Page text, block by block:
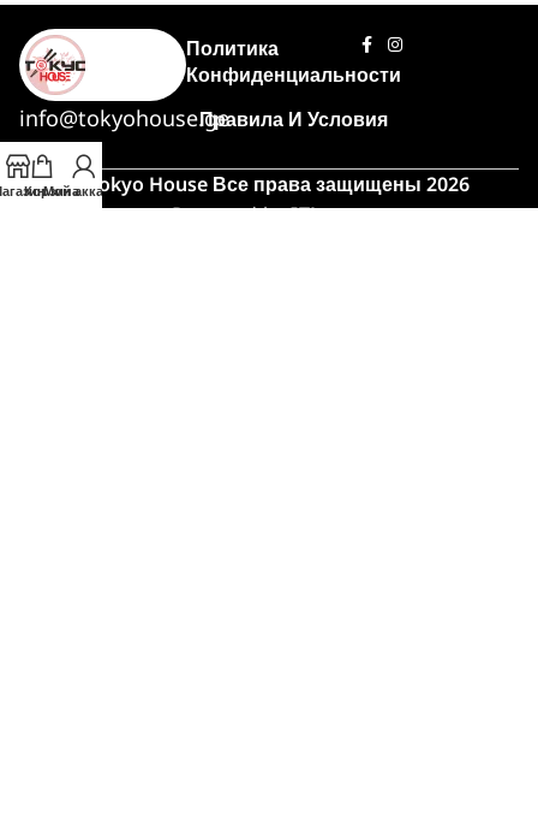
info@tokyohouse.ge
Политика
Конфиденциальности
Правила И Условия
© Tokyo House Все права защищены 2026
Powered byITLover
Корзина
Мой аккаунт